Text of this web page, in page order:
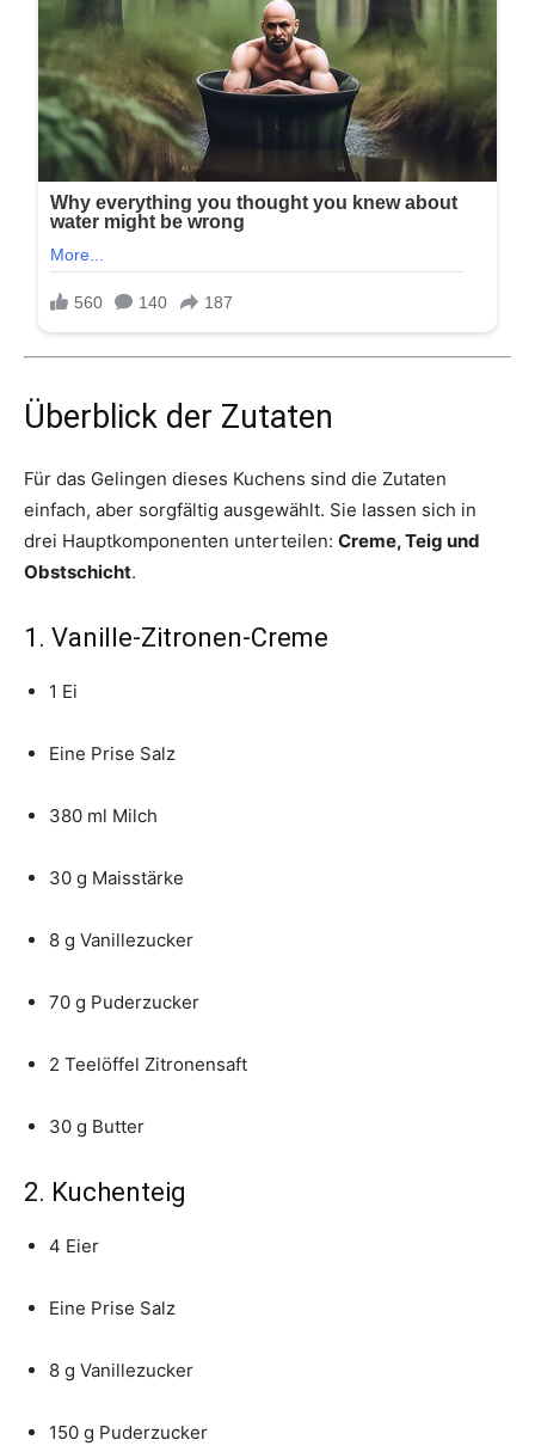
Überblick der Zutaten
Für das Gelingen dieses Kuchens sind die Zutaten
einfach, aber sorgfältig ausgewählt. Sie lassen sich in
drei Hauptkomponenten unterteilen: Creme, Teig und
Obstschicht.
1. Vanille-Zitronen-Creme
1 Ei
Eine Prise Salz
380 ml Milch
30 g Maisstärke
8 g Vanillezucker
70 g Puderzucker
2 Teelöffel Zitronensaft
30 g Butter
2. Kuchenteig
4 Eier
Eine Prise Salz
8 g Vanillezucker
150 g Puderzucker